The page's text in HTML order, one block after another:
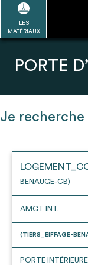
Passer
contenu
LES
MATÉRIAUX
EN SAVOIR PLUS
Rechercher :
Refair mode
1
PORTE
Je recherche
BENAUGE-CB)
AMGT INT.
(TIERS_EIFFAGE-
PORTE INTÉRIEURE